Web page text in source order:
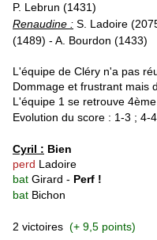
P. Lebrun (1431)
Renaudine : S. Ladoire
(1489) - A. Bourdon (1433)
L'équipe de Cléry n'a pas
Dommage et frustrant mais
L'équipe 1 se retrouve
Evolution du score : 1-3 ; 4-
Cyril : Bien
perd Ladoire
bat Girard - Perf !
bat Bichon
2 victoires (+ 9,5 points)